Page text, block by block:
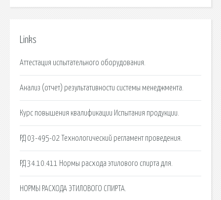
Links
Аттестация испытательного оборудования.
Анализ (отчет) результативности системы менеджмента.
Курс повышения квалификации Испытания продукции.
РД 03-495-02 Технологический регламент проведения.
РД 34.10.411 Нормы расхода этилового спирта для.
НОРМЫ РАСХОДА ЭТИЛОВОГО СПИРТА.